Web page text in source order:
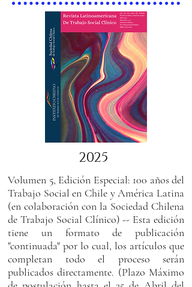
2025
Volumen 5, Edición Especial: 100 años del
Trabajo Social en Chile y América Latina
(en colaboración con la Sociedad Chilena
de Trabajo Social Clínico) -- Esta edición
tiene un formato de publicación
"continuada" por lo cual, los artículos que
completan todo el proceso serán
publicados directamente. (Plazo Máximo